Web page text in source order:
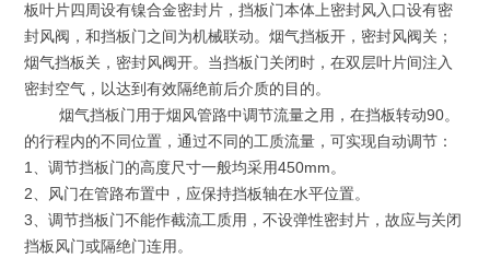
板叶片四周设有镍合金密封片，挡板门本体上密封风入口设有密
封风阀，和挡板门之间为机械联动。烟气挡板开，密封风阀关；
烟气挡板关，密封风阀开。当挡板门关闭时，在双层叶片间注入
密封空气，以达到有效隔绝前后介质的目的。
烟气挡板门用于烟风管路中调节流量之用，在挡板转动90。
的行程内的不同位置，通过不同的工质流量，可实现自动调节：
1、调节挡板门的高度尺寸一般均采用450mm。
2、风门在管路布置中，应保持挡板轴在水平位置。
3、调节挡板门不能作截流工质用，不设弹性密封片，故应与关闭
挡板风门或隔绝门连用。